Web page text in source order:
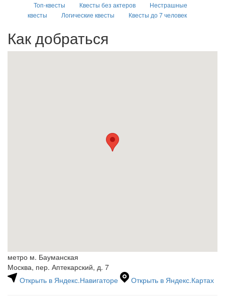
Топ-квесты Квесты без актеров
Нестрашные
квесты
Логические квесты Квесты до 7 человек
Как добраться
метро м. Бауманская
Москва, пер. Аптекарский, д. 7
Открыть в Яндекс.Навигаторе
Открыть в Яндекс.Картах